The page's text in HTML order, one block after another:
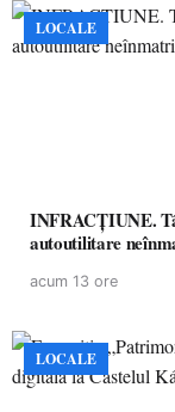
LOCALE
INFRACȚIUNE.
autoutilitare
acum 13 ore
LOCALE